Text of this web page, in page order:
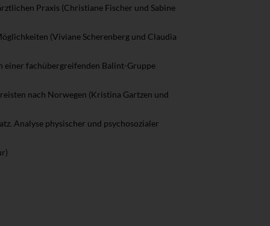
Praxis (Christiane Fischer und Sabine
(Viviane Scherenberg und Claudia
einer fachübergreifenden Balint-Gruppe
nach Norwegen (Kristina Gartzen und
Analyse physischer und psychosozialer